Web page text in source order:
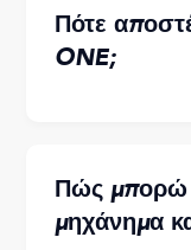
Πότε
ONE;
Πώς μπορώ
μηχάνημα